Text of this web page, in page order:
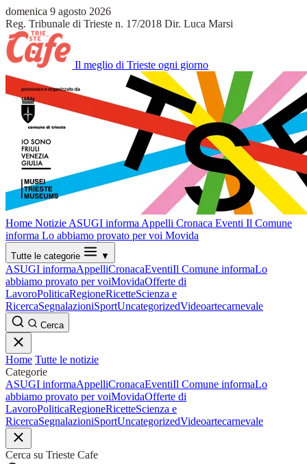
domenica 9 agosto 2026
Reg. Tribunale di Trieste n. 17/2018 Dir. Luca Marsi
Il meglio di Trieste ogni giorno
Home Notizie ASUGI informa Appelli Cronaca Eventi Il Comune
informa Lo abbiamo provato per voi Movida
Tutte le categorie ▼
ASUGI informaAppelliCronacaEventiIl Comune informaLo
abbiamo provato per voiMovidaOfferte di
LavoroPoliticaRegioneRicetteScienza e
RicercaSegnalazioniSportUncategorizedVideoartecarnevale
Cerca
Home Tutte le notizie
Categorie
ASUGI informaAppelliCronacaEventiIl Comune informaLo
abbiamo provato per voiMovidaOfferte di
LavoroPoliticaRegioneRicetteScienza e
RicercaSegnalazioniSportUncategorizedVideoartecarnevale
Cerca su Trieste Cafe